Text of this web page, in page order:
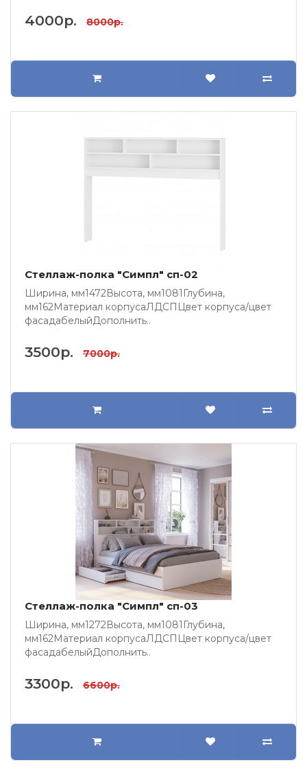
4000р. 8000р.
Стеллаж-полка "Симпл" сп-02
Ширина, мм1472Высота, мм1081Глубина,
мм162Материал корпусаЛДСПЦвет корпуса/цвет
фасадабелыйДополнить..
3500р. 7000р.
Стеллаж-полка "Симпл" сп-03
Ширина, мм1272Высота, мм1081Глубина,
мм162Материал корпусаЛДСПЦвет корпуса/цвет
фасадабелыйДополнить..
3300р. 6600р.